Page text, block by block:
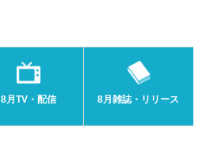
8月TV・配信 8月雑誌・リリース